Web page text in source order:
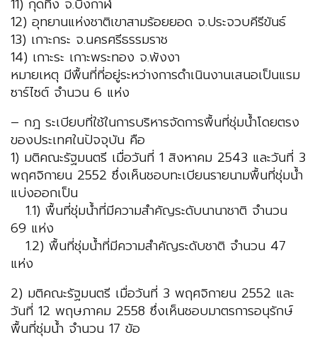
12) อุทยานแห่งชาติเขาสามร้อยยอด จ.ประจวบคีรีขันธ์
13) เกาะกระ จ.นครศรีธรรมราช
14) เกาะระ เกาะพระทอง จ.พังงา
หมายเหตุ มีพื้นที่ที่อยู่ระหว่างการดำเนินงานเสนอเป็นแรม
ซาร์ไซต์ จำนวน 6 แห่ง
– กฎ ระเบียบที่ใช้ในการบริหารจัดการพื้นที่ชุ่มน้ำโดยตรง
ของประเทศในปัจจุบัน คือ
1) มติคณะรัฐมนตรี เมื่อวันที่ 1 สิงหาคม 2543 และวันที่ 3
พฤศจิกายน 2552 ซึ่งเห็นชอบทะเบียนรายนามพื้นที่ชุ่มน้ำ
แบ่งออกเป็น
1.1) พื้นที่ชุ่มน้ำที่มีความสำคัญระดับนานาชาติ จำนวน
69 แห่ง
1.2) พื้นที่ชุ่มน้ำที่มีความสำคัญระดับชาติ จำนวน 47
แห่ง
2) มติคณะรัฐมนตรี เมื่อวันที่ 3 พฤศจิกายน 2552 และ
วันที่ 12 พฤษภาคม 2558 ซึ่งเห็นชอบมาตรการอนุรักษ์
พื้นที่ชุ่มน้ำ จำนวน 17 ข้อ